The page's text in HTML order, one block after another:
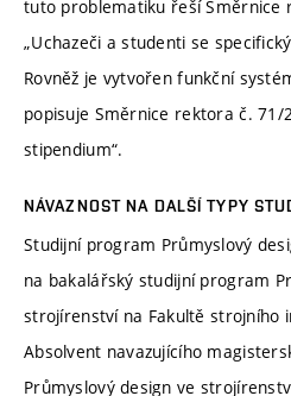
tuto problematiku řeší Směrnice
„Uchazeči a studenti se
Rovněž je vytvořen funkční
popisuje Směrnice rektora č. 71/
stipendium“.
NÁVAZNOST NA DALŠÍ TYPY
Studijní program Průmyslový
na bakalářský studijní program
strojírenství na Fakultě strojního
Absolvent navazujícího
Průmyslový design ve